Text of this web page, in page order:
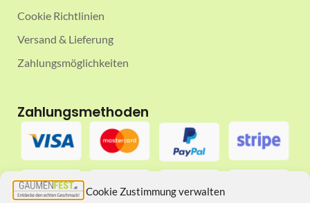
Cookie Zustimmung verwalten
Cookie Richtlinien
Versand & Lieferung
Zahlungsmöglichkeiten
Zahlungsmethoden